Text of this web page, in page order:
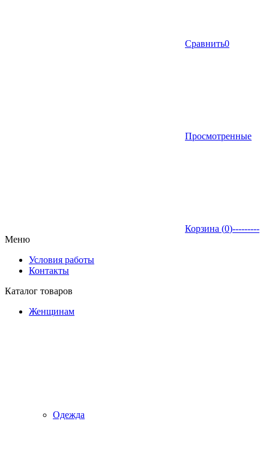
Сравнить0
Просмотренные
Корзина (0)---------
Меню
Условия работы
Контакты
Каталог товаров
Женщинам
Одежда